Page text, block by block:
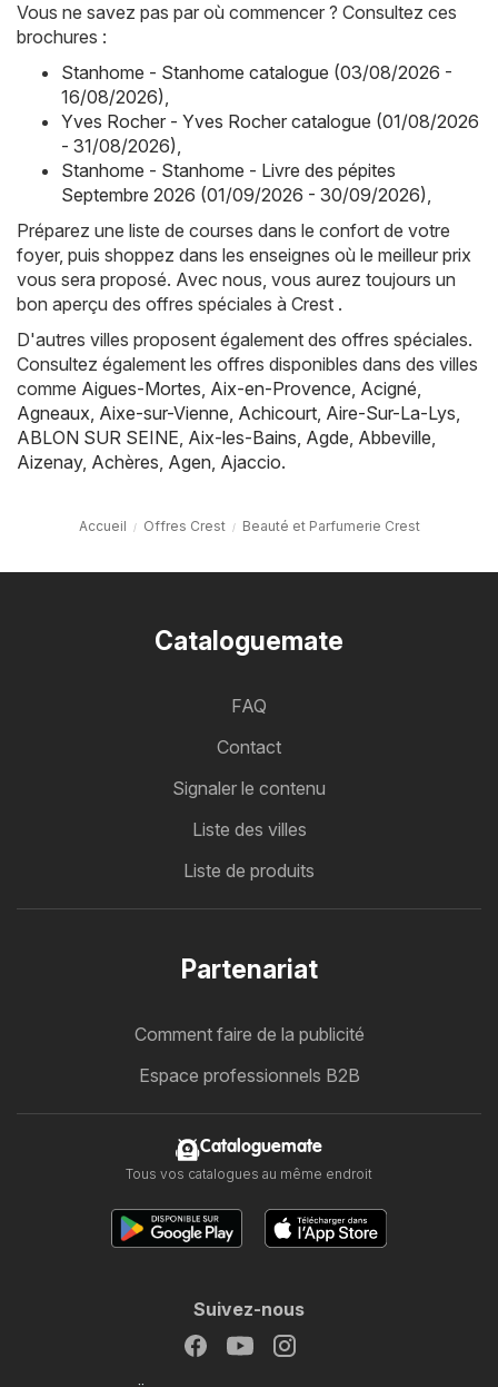
Vous ne savez pas par où commencer ? Consultez ces
brochures :
Stanhome - Stanhome catalogue (03/08/2026 -
16/08/2026),
Yves Rocher - Yves Rocher catalogue (01/08/2026
- 31/08/2026),
Stanhome - Stanhome - Livre des pépites
Septembre 2026 (01/09/2026 - 30/09/2026),
Préparez une liste de courses dans le confort de votre
foyer, puis shoppez dans les enseignes où le meilleur prix
vous sera proposé. Avec nous, vous aurez toujours un
bon aperçu des offres spéciales à Crest .
D'autres villes proposent également des offres spéciales.
Consultez également les offres disponibles dans des villes
comme Aigues-Mortes, Aix-en-Provence, Acigné,
Agneaux, Aixe-sur-Vienne, Achicourt, Aire-Sur-La-Lys,
ABLON SUR SEINE, Aix-les-Bains, Agde, Abbeville,
Aizenay, Achères, Agen, Ajaccio.
Accueil Offres Crest Beauté et Parfumerie Crest
Cataloguemate
FAQ
Contact
Signaler le contenu
Liste des villes
Liste de produits
Partenariat
Comment faire de la publicité
Espace professionnels B2B
Cataloguemate
Tous vos catalogues au même endroit
Suivez-nous